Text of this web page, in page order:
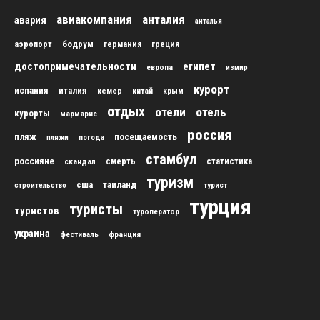
авария авиакомпания анталия анталья
аэропорт бодрум германия греция
достопримечательности европа египет измир
испания италия кемер китай крым курорт
курорты мармарис отдых отели отель
пляж пляжи погода посещаемость россия
россияне скандал смерть стамбул статистика
строительство сша таиланд туризм турист
туристов туристы туроператор турция
украина фестиваль франция